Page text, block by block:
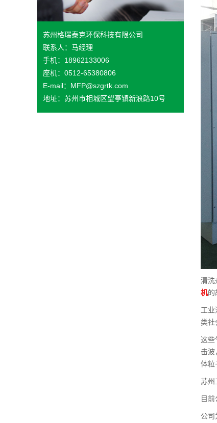
苏州格瑞泰克环保科技有限公司
联系人：马经理
手机：18962133006
座机：0512-65380806
E-mail：MFP@szgrtk.com
地址：苏州市相城区望亭镇新浪路10号
清洗
机的
工业
类社
这些
击波
体粒
苏州
目
公司